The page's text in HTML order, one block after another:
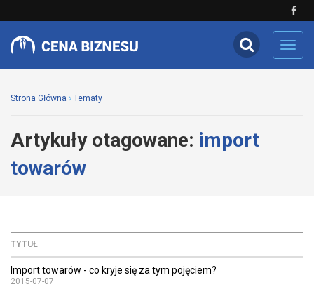
Strona Główna Tematy
Artykuły otagowane: import
towarów
TYTUŁ
Import towarów - co kryje się za tym pojęciem?
2015-07-07